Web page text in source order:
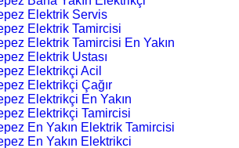
Elektrik Servis
Elektrik Tamircisi
Elektrik Tamircisi En Yakın
Elektrik Ustası
Elektrikçi Acil
Elektrikçi Çağır
Elektrikçi En Yakın
Elektrikçi Tamircisi
En Yakın Elektrik Tamircisi
En Yakın Elektrikci